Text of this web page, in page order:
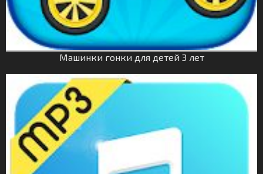
Машинки гонки для детей 3 лет